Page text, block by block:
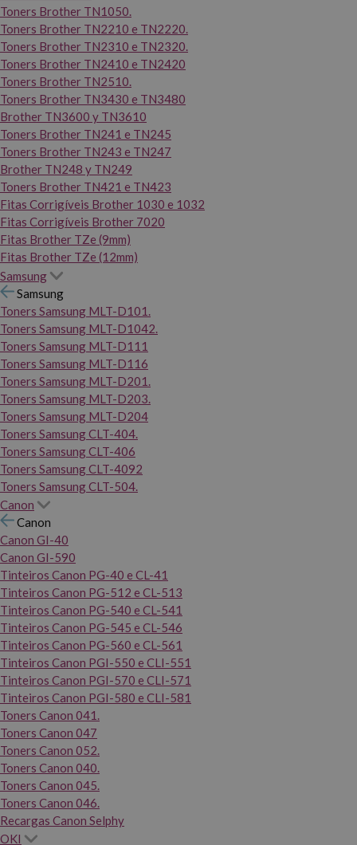
Toners Brother TN1050.
Toners Brother TN2210 e TN2220.
Toners Brother TN2310 e TN2320.
Toners Brother TN2410 e TN2420
Toners Brother TN2510.
Toners Brother TN3430 e TN3480
Brother TN3600 y TN3610
Toners Brother TN241 e TN245
Toners Brother TN243 e TN247
Brother TN248 y TN249
Toners Brother TN421 e TN423
Fitas Corrigíveis Brother 1030 e 1032
Fitas Corrigíveis Brother 7020
Fitas Brother TZe (9mm)
Fitas Brother TZe (12mm)
Samsung
Samsung
Toners Samsung MLT-D101.
Toners Samsung MLT-D1042.
Toners Samsung MLT-D111
Toners Samsung MLT-D116
Toners Samsung MLT-D201.
Toners Samsung MLT-D203.
Toners Samsung MLT-D204
Toners Samsung CLT-404.
Toners Samsung CLT-406
Toners Samsung CLT-4092
Toners Samsung CLT-504.
Canon
Canon
Canon GI-40
Canon GI-590
Tinteiros Canon PG-40 e CL-41
Tinteiros Canon PG-512 e CL-513
Tinteiros Canon PG-540 e CL-541
Tinteiros Canon PG-545 e CL-546
Tinteiros Canon PG-560 e CL-561
Tinteiros Canon PGI-550 e CLI-551
Tinteiros Canon PGI-570 e CLI-571
Tinteiros Canon PGI-580 e CLI-581
Toners Canon 041.
Toners Canon 047
Toners Canon 052.
Toners Canon 040.
Toners Canon 045.
Toners Canon 046.
Recargas Canon Selphy
OKI